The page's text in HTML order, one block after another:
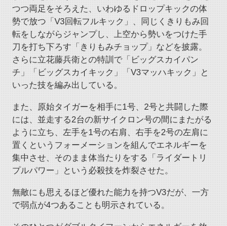
つつ両足をそろえた、いわゆるドロップキックの体
勢で放つ「V3回転フルキック」、同じくきりもみ回
転をしながらジャンプし、上空から勢いをつけた手
刀を打ち下ろす「きりもみチョップ」などを披露。
さらに立花藤兵衛との特訓で「ビッグスカイパン
チ」「ビッグスカイキック」「V3マッハキック」と
いった技を編み出している。
また、原始タイガーを相手に1号、2号と共闘した際
には、並走する2台の新サイクロン号の間にまたがる
ように立ち、左手を1号の右肩、右手を2号の左肩に
置くというフォーメーションを組んでエネルギーを
集中させ、そのまま体当たりをする「ライダートリ
プルパワー」という必殺技を炸裂させた。
無敵にも思えるほど優れた能力を持つV3だが、一方
で弱点が4つあることも明示されている。